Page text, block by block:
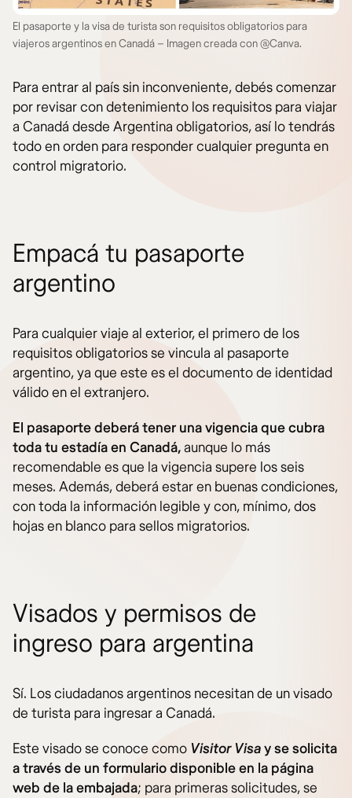
El pasaporte y la visa de turista son requisitos obligatorios para
viajeros argentinos en Canadá – Imagen creada con @Canva.
Para entrar al país sin inconveniente, debés comenzar
por revisar con detenimiento los requisitos para viajar
a Canadá desde Argentina obligatorios, así lo tendrás
todo en orden para responder cualquier pregunta en
control migratorio.
Empacá tu pasaporte
argentino
Para cualquier viaje al exterior, el primero de los
requisitos obligatorios se vincula al pasaporte
argentino, ya que este es el documento de identidad
válido en el extranjero.
El pasaporte deberá tener una vigencia que cubra
toda tu estadía en Canadá,aunque lo más
recomendable es que la vigencia supere los seis
meses. Además, deberá estar en buenas condiciones,
con toda la información legible y con, mínimo, dos
hojas en blanco para sellos migratorios.
Visados y permisos de
ingreso para argentina
Sí. Los ciudadanos argentinos necesitan de un visado
de turista para ingresar a Canadá.
Este visado se conoce como Visitor Visay se solicita
a través de un formulario disponible en la página
web de la embajada; para primeras solicitudes, se